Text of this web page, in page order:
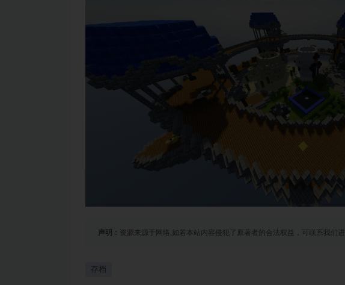
声明： 资源来源于网络,如若本站内容侵犯了原著者的合法权益，可联系我们
存档